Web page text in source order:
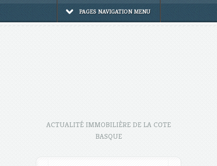
PAGES NAVIGATION MENU
ACTUALITÉ IMMOBILIÈRE DE LA COTE
BASQUE